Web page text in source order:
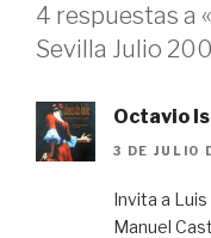
4 respuestas a
Sevilla Julio
Octavio
3 DE JULIO
Invita a
Manuel